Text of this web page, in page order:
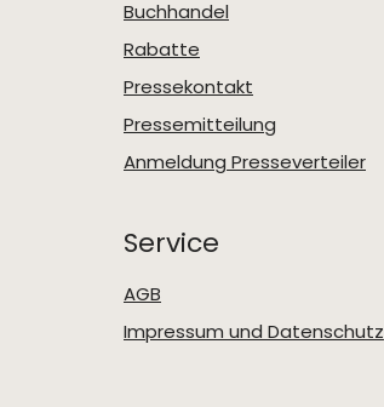
Buchhandel
Rabatte
Pressekontakt
Pressemitteilung
Anmeldung Presseverteiler
Service
AGB
Impressum und Datenschutz